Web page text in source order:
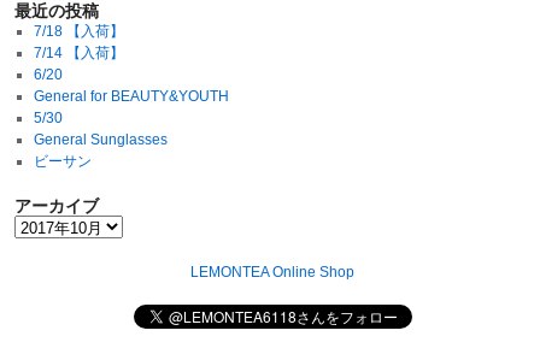
最近の投稿
7/18 【入荷】
7/14 【入荷】
6/20
General for BEAUTY&YOUTH
5/30
General Sunglasses
ビーサン
アーカイブ
LEMONTEA Online Shop